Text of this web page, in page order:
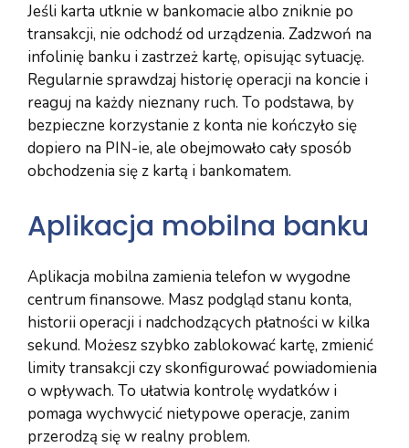
Jeśli karta utknie w bankomacie albo zniknie po
transakcji, nie odchodź od urządzenia. Zadzwoń na
infolinię banku i zastrzeż kartę, opisując sytuację.
Regularnie sprawdzaj historię operacji na koncie i
reaguj na każdy nieznany ruch. To podstawa, by
bezpieczne korzystanie z konta nie kończyło się
dopiero na PIN-ie, ale obejmowało cały sposób
obchodzenia się z kartą i bankomatem.
Aplikacja mobilna banku
Aplikacja mobilna zamienia telefon w wygodne
centrum finansowe. Masz podgląd stanu konta,
historii operacji i nadchodzących płatności w kilka
sekund. Możesz szybko zablokować kartę, zmienić
limity transakcji czy skonfigurować powiadomienia
o wpływach. To ułatwia kontrolę wydatków i
pomaga wychwycić nietypowe operacje, zanim
przerodzą się w realny problem.